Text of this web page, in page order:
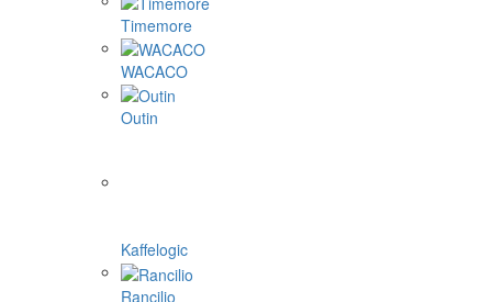
Timemore
WACACO
Outin
Kaffelogic
Rancilio